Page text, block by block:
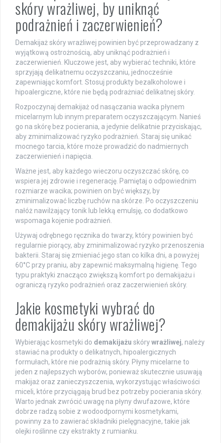
skóry wrażliwej, by uniknąć
podrażnień i zaczerwienień?
Demakijaż skóry wrażliwej powinien być przeprowadzany z
wyjątkową ostrożnością, aby uniknąć podrażnień i
zaczerwienień. Kluczowe jest, aby wybierać techniki, które
sprzyjają delikatnemu oczyszczaniu, jednocześnie
zapewniając komfort. Stosuj produkty bezalkoholowe i
hipoalergiczne, które nie będą podrażniać delikatnej skóry.
Rozpoczynaj demakijaż od nasączania wacika płynem
micelarnym lub innym preparatem oczyszczającym. Nanieś
go na skórę bez pocierania, a jedynie delikatnie przyciskając,
aby zminimalizować ryzyko podrażnień. Staraj się unikać
mocnego tarcia, które może prowadzić do nadmiernych
zaczerwienień i napięcia.
Ważne jest, aby każdego wieczoru oczyszczać skórę, co
wspiera jej zdrowie i regenerację. Pamiętaj o odpowiednim
rozmiarze wacika; powinien on być większy, by
zminimalizować liczbę ruchów na skórze. Po oczyszczeniu
nałóż nawilżający tonik lub lekką emulsję, co dodatkowo
wspomaga kojenie podrażnień.
Używaj odrębnego ręcznika do twarzy, który powinien być
regularnie piorący, aby zminimalizować ryzyko przenoszenia
bakterii. Staraj się zmieniać jego stan co kilka dni, a powyżej
60°C przy praniu, aby zapewnić maksymalną higienę. Tego
typu praktyki znacząco zwiększą komfort po demakijażu i
ograniczą ryzyko podrażnień oraz zaczerwienień skóry.
Jakie kosmetyki wybrać do
demakijażu skóry wrażliwej?
Wybierając kosmetyki do demakijażu skórywrażliwej, należy
stawiać na produkty o delikatnych, hipoalergicznych
formułach, które nie podrażnią skóry. Płyny micelarne to
jeden z najlepszych wyborów, ponieważ skutecznie usuwają
makijaż oraz zanieczyszczenia, wykorzystując właściwości
miceli, które przyciągają brud bez potrzeby pocierania skóry.
Warto jednak zwrócić uwagę na płyny dwufazowe, które
dobrze radzą sobie z wodoodpornymi kosmetykami,
powinny za to zawierać składniki pielęgnacyjne, takie jak
olejki roślinne czy ekstrakty z rumianku.